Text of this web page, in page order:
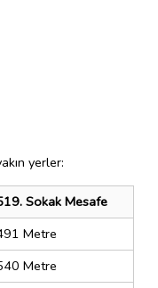
yerler:
Sokak Mesafe
Metre
Metre